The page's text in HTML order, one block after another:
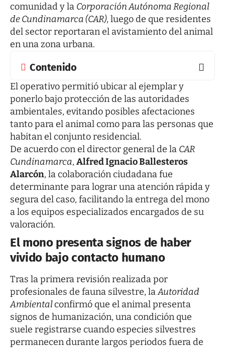
comunidad y la Corporación Autónoma Regional
de Cundinamarca (CAR), luego de que residentes
del sector reportaran el avistamiento del animal
en una zona urbana.
Contenido
El operativo permitió ubicar al ejemplar y
ponerlo bajo protección de las autoridades
ambientales, evitando posibles afectaciones
tanto para el animal como para las personas que
habitan el conjunto residencial.
De acuerdo con el director general de la CAR
Cundinamarca, Alfred Ignacio Ballesteros
Alarcón, la colaboración ciudadana fue
determinante para lograr una atención rápida y
segura del caso, facilitando la entrega del mono
a los equipos especializados encargados de su
valoración.
El mono presenta signos de haber
vivido bajo contacto humano
Tras la primera revisión realizada por
profesionales de fauna silvestre, laAutoridad
Ambientalconfirmó que el animal presenta
signos de humanización, una condición que
suele registrarse cuando especies silvestres
permanecen durante largos periodos fuera de